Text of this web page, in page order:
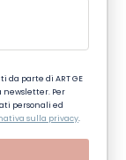
parte di ART GE
Per
personali ed
sulla privacy.